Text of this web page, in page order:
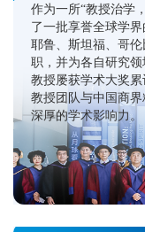
作为一所“教授治学
了一批享誉全球学
耶鲁、斯坦福、哥
职，并为各自研究
教授屡获学术大奖
教授团队与中国商
深厚的学术影响力。